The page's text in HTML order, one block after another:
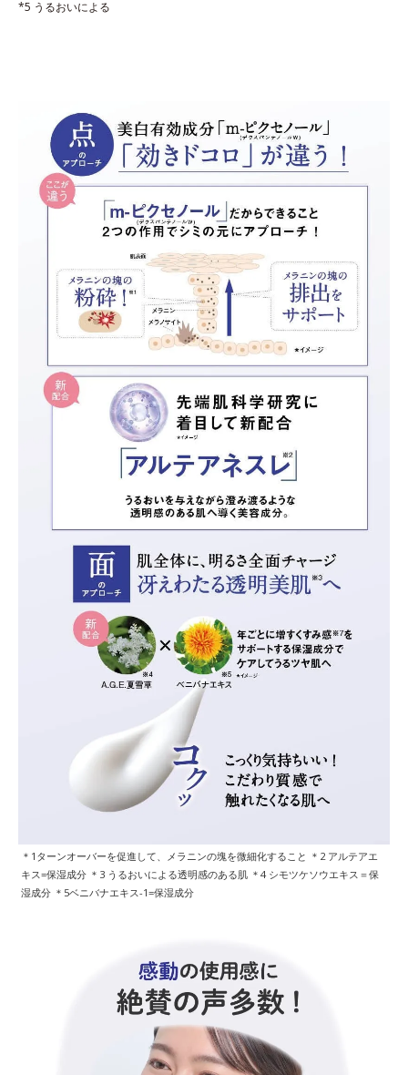
*5 うるおいによる
＊1ターンオーバーを促進して、メラニンの塊を微細化すること ＊2 アルテアエ
キス=保湿成分 ＊3 うるおいによる透明感のある肌 ＊4 シモツケソウエキス＝保
湿成分 ＊5ベニバナエキス-1=保湿成分